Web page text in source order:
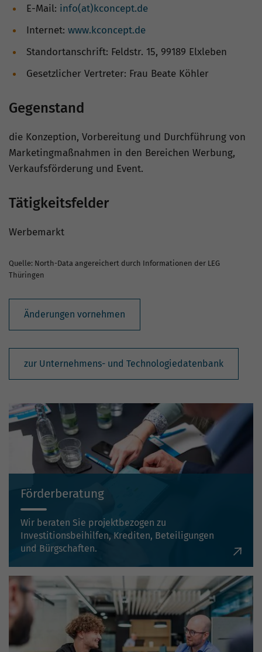
E-Mail: info(at)kconcept.de
Internet: www.kconcept.de
Standortanschrift: Feldstr. 15, 99189 Elxleben
Gesetzlicher Vertreter: Frau Beate Köhler
Gegenstand
die Konzeption, Vorbereitung und Durchführung von
Marketingmaßnahmen in den Bereichen Werbung,
Verkaufsförderung und Event.
Tätigkeitsfelder
Werbemarkt
Quelle: North-Data angereichert durch Informationen der LEG
Thüringen
Änderungen vornehmen
zur Unternehmens- und Technologiedatenbank
Förderberatung
Wir beraten Sie projektbezogen zu
Investitionsbeihilfen, Krediten, Beteiligungen
und Bürgschaften.